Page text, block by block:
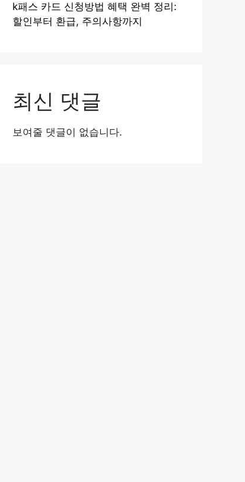
k패스 카드 신청방법 혜택 완벽 정리:
할인부터 환급, 주의사항까지
최신 댓글
보여줄 댓글이 없습니다.